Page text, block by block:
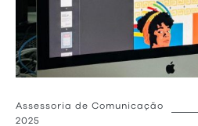
Assessoria de Comunicação
2025